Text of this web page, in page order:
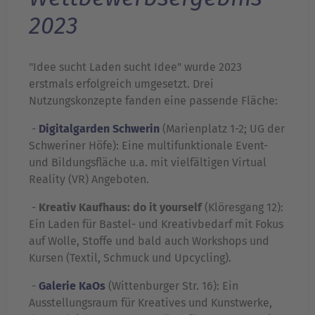
2023
"Idee sucht Laden sucht Idee" wurde 2023
erstmals erfolgreich umgesetzt. Drei
Nutzungskonzepte fanden eine passende Fläche:
- Digitalgarden Schwerin (Marienplatz 1-2; UG der
Schweriner Höfe): Eine multifunktionale Event-
und Bildungsfläche u.a. mit vielfältigen Virtual
Reality (VR) Angeboten.
- Kreativ Kaufhaus: do it yourself(Klöresgang 12):
Ein Laden für Bastel- und Kreativbedarf mit Fokus
auf Wolle, Stoffe und bald auch Workshops und
Kursen (Textil, Schmuck und Upcycling).
- Galerie KaOs (Wittenburger Str. 16): Ein
Ausstellungsraum für Kreatives und Kunstwerke,